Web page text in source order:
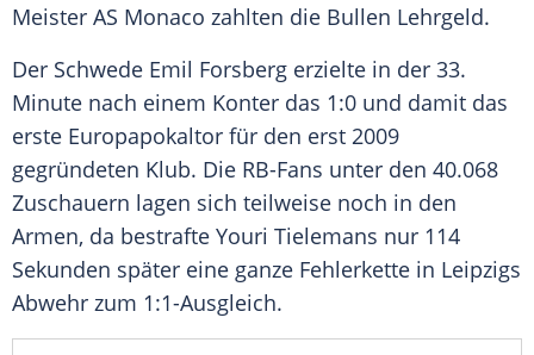
Meister AS Monaco zahlten die Bullen Lehrgeld.
Der Schwede Emil Forsberg erzielte in der 33.
Minute nach einem Konter das 1:0 und damit das
erste Europapokaltor für den erst 2009
gegründeten Klub. Die RB-Fans unter den 40.068
Zuschauern lagen sich teilweise noch in den
Armen, da bestrafte Youri Tielemans nur 114
Sekunden später eine ganze Fehlerkette in Leipzigs
Abwehr zum 1:1-Ausgleich.